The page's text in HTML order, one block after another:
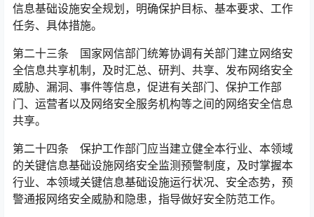
信息基础设施安全规划，明确保护目标、基本要求、工作
任务、具体措施。
第二十三条 国家网信部门统筹协调有关部门建立网络安
全信息共享机制，及时汇总、研判、共享、发布网络安全
威胁、漏洞、事件等信息，促进有关部门、保护工作部
门、运营者以及网络安全服务机构等之间的网络安全信息
共享。󠅅󠅃󠄵󠅂󠄪󠇖󠆨󠆨󠇕󠆞󠆒󠅬󠇘󠆭󠆘󠇙󠆝󠅵󠇗󠆭󠆁󠄐󠇗󠅹󠅸󠇖󠆍󠅳󠇖󠅹󠅰󠇖󠆌󠅹
第二十四条 保护工作部门应当建立健全本行业、本领域
的关键信息基础设施网络安全监测预警制度，及时掌握本
行业、本领域关键信息基础设施运行状况、安全态势，预
警通报网络安全威胁和隐患，指导做好安全防范工作。󠅅󠅃󠄵󠅂󠄪󠇖󠆨󠆨󠇕󠆞󠆒󠅬󠇘󠆭󠆘󠇙󠆝󠅵󠇗󠆭󠆁󠄐󠇗󠅹󠅸󠇖󠆍󠅳󠇖󠅹󠅰󠇖󠆌󠅹